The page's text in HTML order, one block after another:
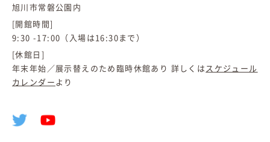
旭川市常磐公園内
[開館時間]
9:30 -17:00（入場は16:30まで）
[休館日]
年末年始／展示替えのため臨時休館あり 詳しくは スケジュール
カレンダーより